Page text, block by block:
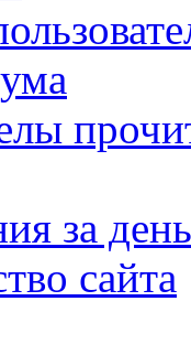
за день
сайта